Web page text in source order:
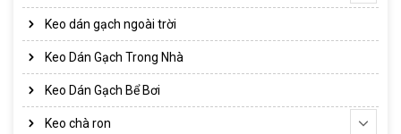
Keo dán gạch ngoài trời
Keo Dán Gạch Trong Nhà
Keo Dán Gạch Bể Bơi
Keo chà ron